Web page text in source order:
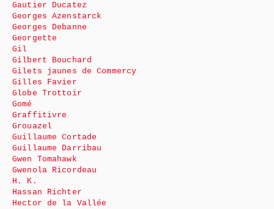
Gautier Ducatez
Georges Azenstarck
Georges Debanne
Georgette
Gil
Gilbert Bouchard
Gilets jaunes de Commercy
Gilles Favier
Globe Trottoir
Gomé
Graffitivre
Grouazel
Guillaume Cortade
Guillaume Darribau
Gwen Tomahawk
Gwenola Ricordeau
H. K.
Hassan Richter
Hector de la Vallée